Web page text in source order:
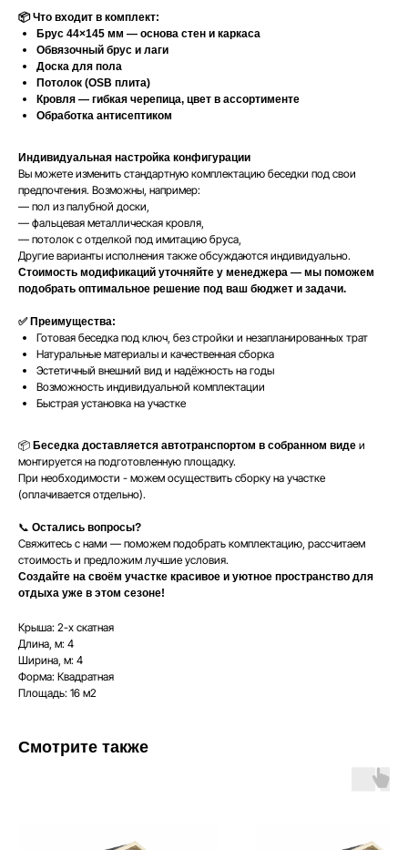
📦 Что входит в комплект:
Брус 44×145 мм — основа стен и каркаса
Обвязочный брус и лаги
Доска для пола
Потолок (OSB плита)
Кровля — гибкая черепица, цвет в ассортименте
Обработка антисептиком
Индивидуальная настройка конфигурации
Вы можете изменить стандартную комплектацию беседки под свои
предпочтения. Возможны, например:
— пол из палубной доски,
— фальцевая металлическая кровля,
— потолок с отделкой под имитацию бруса,
Другие варианты исполнения также обсуждаются индивидуально.
Стоимость модификаций уточняйте у менеджера — мы поможем
подобрать оптимальное решение под ваш бюджет и задачи.
✅ Преимущества:
Готовая беседка под ключ, без стройки и незапланированных трат
Натуральные материалы и качественная сборка
Эстетичный внешний вид и надёжность на годы
Возможность индивидуальной комплектации
Быстрая установка на участке
📦 Беседка доставляется автотранспортом в собранном виде и
монтируется на подготовленную площадку.
При необходимости - можем осуществить сборку на участке
(оплачивается отдельно).
📞 Остались вопросы?
Свяжитесь с нами — поможем подобрать комплектацию, рассчитаем
стоимость и предложим лучшие условия.
Создайте на своём участке красивое и уютное пространство для
отдыха уже в этом сезоне!
Крыша: 2-х скатная
Длина, м: 4
Ширина, м: 4
Форма: Квадратная
Площадь: 16 м2
Смотрите также